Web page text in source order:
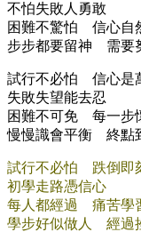
不怕失敗人勇敢
困難不驚怕 信心自
步步都要留神 需要
試行不必怕 信心是
失敗失望能去忍
困難不可免 每一步
慢慢識會平衡 終點
試行不必怕 跌倒即
初學走路憑信心
每人都經過 痛苦學
學步好似做人 經過